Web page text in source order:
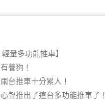
量多功能推車】
養狗！
台推車十分累人！
聲推出了這台多功能推車了！